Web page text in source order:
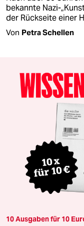
bekannte Nazi-
der Rückseite einer
Von Petra Schellen
10 Ausgaben für 10